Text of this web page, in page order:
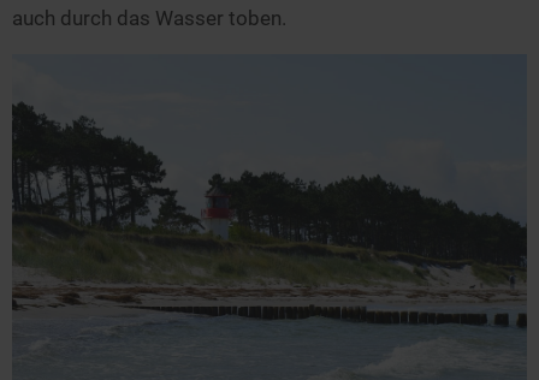
auch durch das Wasser toben.